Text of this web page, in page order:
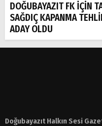
DOĞUBAYAZIT FK İÇİN
SAĞDIÇ KAPANMA
ADAY OLDU
Doğubayazıt Halkın Sesi